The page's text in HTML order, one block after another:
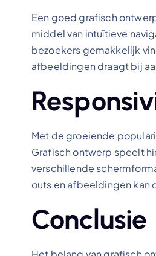
Een goed grafisch
middel van intuïtieve
bezoekers gemakkelijk
afbeeldingen draagt bij
Met de groeiende
Grafisch ontwerp speelt
verschillende
outs en afbeeldingen kan
Conclusie